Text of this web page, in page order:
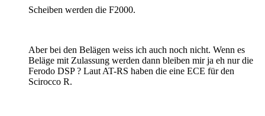
Scheiben werden die F2000.
Aber bei den Belägen weiss ich auch noch nicht. Wenn es
Beläge mit Zulassung werden dann bleiben mir ja eh nur die
Ferodo DSP ? Laut AT-RS haben die eine ECE für den
Scirocco R.